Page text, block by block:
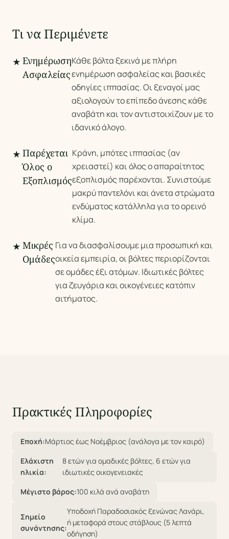
Τι να Περιμένετε
★ Ενημέρωση
Ασφαλείας
Κάθε βόλτα ξεκινά με πλήρη
ενημέρωση ασφαλείας και βασικές
οδηγίες ιππασίας. Οι ξεναγοί μας
αξιολογούν το επίπεδο άνεσης κάθε
αναβάτη και τον αντιστοιχίζουν με το
ιδανικό άλογο.
★ Παρέχεται
Όλος ο
Εξοπλισμός
Κράνη, μπότες ιππασίας (αν
χρειαστεί) και όλος ο απαραίτητος
εξοπλισμός παρέχονται. Συνιστούμε
μακρύ παντελόνι και άνετα στρώματα
ενδύματος κατάλληλα για το ορεινό
κλίμα.
★ Μικρές
Ομάδες
Για να διασφαλίσουμε μια προσωπική και
οικεία εμπειρία, οι βόλτες περιορίζονται
σε ομάδες έξι ατόμων. Ιδιωτικές βόλτες
για ζευγάρια και οικογένειες κατόπιν
αιτήματος.
Πρακτικές Πληροφορίες
Εποχή:Μάρτιος έως Νοέμβριος (ανάλογα με τον καιρό)
Ελάχιστη
ηλικία:
8 ετών για ομαδικές βόλτες, 6 ετών για
ιδιωτικές οικογενειακές
Μέγιστο βάρος:100 κιλά ανά αναβάτη
Σημείο
συνάντησης:
Υποδοχή Παραδοσιακός ξενώνας Λανάρι,
ή μεταφορά στους στάβλους (5 λεπτά
οδήγηση)